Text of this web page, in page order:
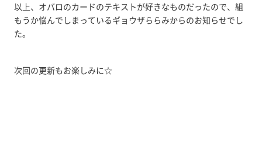
以上、オバロのカードのテキストが好きなものだったので、組
もうか悩んでしまっているギョウザららみからのお知らせでし
た。
次回の更新もお楽しみに☆